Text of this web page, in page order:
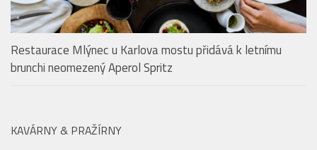
Restaurace Mlýnec u Karlova mostu přidává k letnímu
brunchi neomezený Aperol Spritz
KAVÁRNY & PRAŽÍRNY